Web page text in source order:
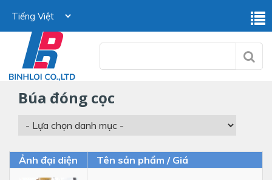
búa đóng cọc
Ảnh đại diện Tên sản phẩm / Giá